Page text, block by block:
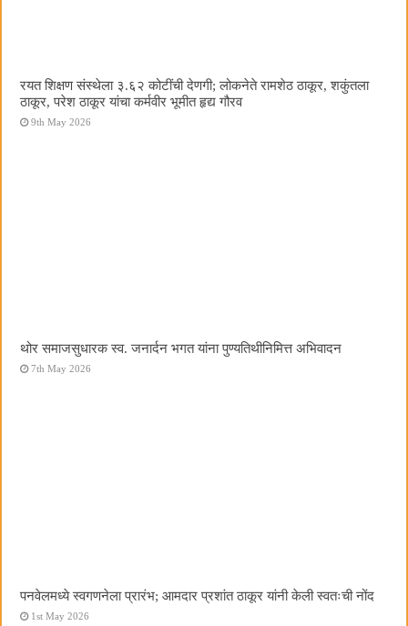
रयत शिक्षण संस्थेला ३.६२ कोटींची देणगी; लोकनेते रामशेठ ठाकूर, शकुंतला
ठाकूर, परेश ठाकूर यांचा कर्मवीर भूमीत हृद्य गौरव
9th May 2026
थोर समाजसुधारक स्व. जनार्दन भगत यांना पुण्यतिथीनिमित्त अभिवादन
7th May 2026
पनवेलमध्ये स्वगणनेला प्रारंभ; आमदार प्रशांत ठाकूर यांनी केली स्वतःची नोंद
1st May 2026